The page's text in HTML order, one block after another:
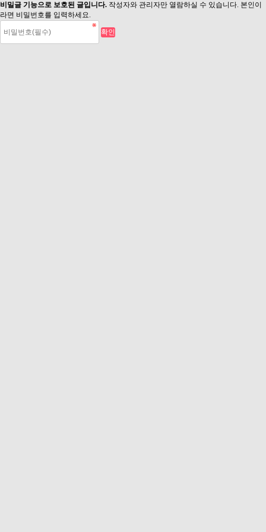
비밀글 기능으로 보호된 글입니다. 작성자와 관리자만 열람하실 수 있습니다. 본인이
라면 비밀번호를 입력하세요.